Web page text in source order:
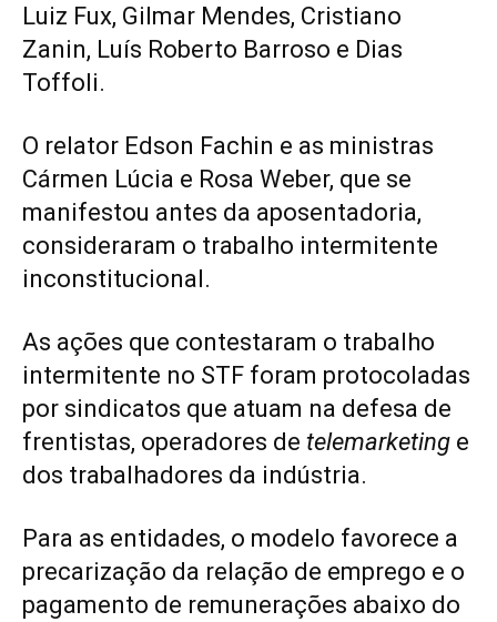
Luiz Fux, Gilmar Mendes, Cristiano
Zanin, Luís Roberto Barroso e Dias
Toffoli.
O relator Edson Fachin e as ministras
Cármen Lúcia e Rosa Weber, que se
manifestou antes da aposentadoria,
consideraram o trabalho intermitente
inconstitucional.
As ações que contestaram o trabalho
intermitente no STF foram protocoladas
por sindicatos que atuam na defesa de
frentistas, operadores de telemarketing e
dos trabalhadores da indústria.
Para as entidades, o modelo favorece a
precarização da relação de emprego e o
pagamento de remunerações abaixo do